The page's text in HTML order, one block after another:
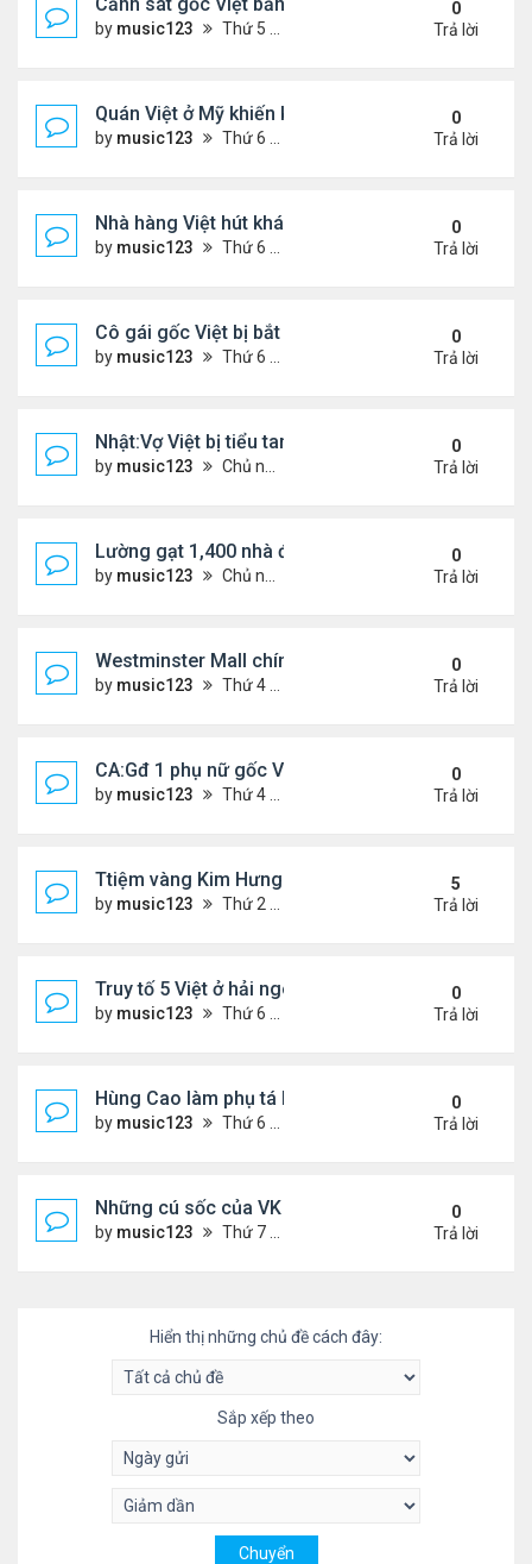
by music123 Thứ 5 Tháng 11 13, 2025 2:21 pm
0
Trả lời
Quán Việt ở Mỹ khiến khách đặt hàng trước cả
by music123 Thứ 6 Tháng 11 07, 2025 7:42 pm
0
Trả lời
Nhà hàng Việt hút khách ở Đức
by music123 Thứ 6 Tháng 11 07, 2025 7:38 pm
0
Trả lời
Cô gái gốc Việt bị bắt sau vụ xả súng ..
by music123 Thứ 6 Tháng 11 07, 2025 7:33 pm
0
Trả lời
Nhật:Vợ Việt bị tiểu tam sát hại thê thảm
by music123 Chủ nhật Tháng 11 02, 2025 6:36 pm
0
Trả lời
Lường gạt 1,400 nhà đầu tư, 2 ông bà gốc Việt ở
by music123 Chủ nhật Tháng 11 02, 2025 6:27 pm
0
Trả lời
Westminster Mall chính thức đóng cửa
by music123 Thứ 4 Tháng 10 22, 2025 6:55 pm
0
Trả lời
CA:Gđ 1 phụ nữ gốc Việt tử vong tại nhà riêng
by music123 Thứ 4 Tháng 10 22, 2025 5:05 pm
0
Trả lời
Ttiệm vàng Kim Hưng phẫn uất sau vụ cướp
by music123 Thứ 2 Tháng 9 08, 2025 11:54 am
5
Trả lời
Truy tố 5 Việt ở hải ngoại chống chính quyền nhân
by music123 Thứ 6 Tháng 10 03, 2025 6:23 pm
0
Trả lời
Hùng Cao làm phụ tá bộ trưởngHải Quân
by music123 Thứ 6 Tháng 10 03, 2025 6:01 pm
0
Trả lời
Những cú sốc của VK về nước làm việc
by music123 Thứ 7 Tháng 9 27, 2025 2:29 pm
0
Trả lời
Hiển thị những chủ đề cách đây:
Sắp xếp theo